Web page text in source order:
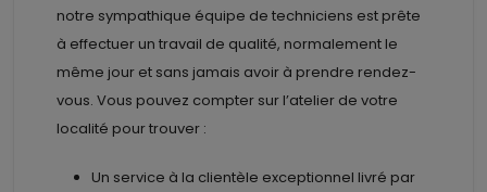
notre sympathique équipe de techniciens est prête
à effectuer un travail de qualité, normalement le
même jour et sans jamais avoir à prendre rendez-
vous. Vous pouvez compter sur l’atelier de votre
localité pour trouver :
Un service à la clientèle exceptionnel livré par